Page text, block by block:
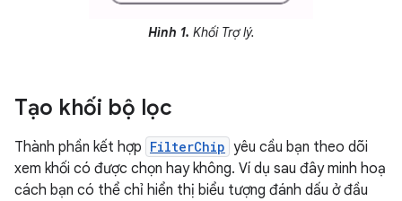
Hình 1. Khối Trợ lý.
Tạo khối bộ lọc
Thành phần kết hợp FilterChip yêu cầu bạn theo dõi
xem khối có được chọn hay không. Ví dụ sau đây minh hoạ
cách bạn có thể chỉ hiển thị biểu tượng đánh dấu ở đầu